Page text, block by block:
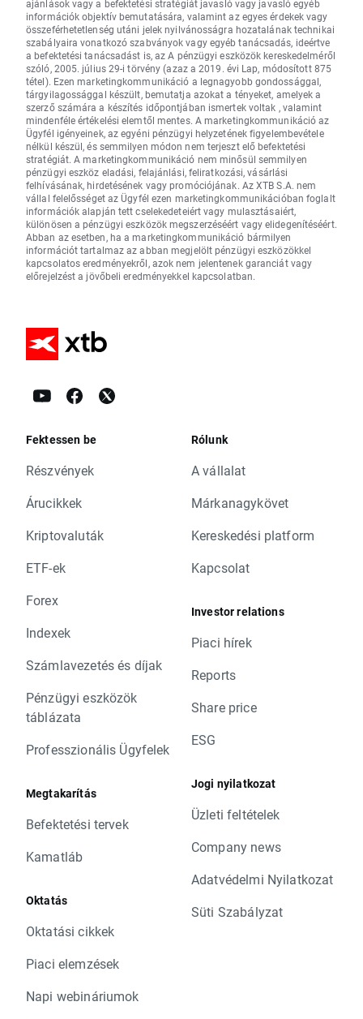
ajánlások vagy a befektetési stratégiát javasló vagy javasló egyéb
információk objektív bemutatására, valamint az egyes érdekek vagy
összeférhetetlenség utáni jelek nyilvánosságra hozatalának technikai
szabályaira vonatkozó szabványok vagy egyéb tanácsadás, ideértve
a befektetési tanácsadást is, az A pénzügyi eszközök kereskedelméről
szóló, 2005. július 29-i törvény (azaz a 2019. évi Lap, módosított 875
tétel). Ezen marketingkommunikáció a legnagyobb gondossággal,
tárgyilagossággal készült, bemutatja azokat a tényeket, amelyek a
szerző számára a készítés időpontjában ismertek voltak , valamint
mindenféle értékelési elemtől mentes. A marketingkommunikáció az
Ügyfél igényeinek, az egyéni pénzügyi helyzetének figyelembevétele
nélkül készül, és semmilyen módon nem terjeszt elő befektetési
stratégiát. A marketingkommunikáció nem minősül semmilyen
pénzügyi eszköz eladási, felajánlási, feliratkozási, vásárlási
felhívásának, hirdetésének vagy promóciójának. Az XTB S.A. nem
vállal felelősséget az Ügyfél ezen marketingkommunikációban foglalt
információk alapján tett cselekedeteiért vagy mulasztásaiért,
különösen a pénzügyi eszközök megszerzéséért vagy elidegenítéséért.
Abban az esetben, ha a marketingkommunikáció bármilyen
információt tartalmaz az abban megjelölt pénzügyi eszközökkel
kapcsolatos eredményekről, azok nem jelentenek garanciát vagy
előrejelzést a jövőbeli eredményekkel kapcsolatban.
Fektessen be
Részvények
Árucikkek
Kriptovaluták
ETF-ek
Forex
Indexek
Számlavezetés és díjak
Pénzügyi eszközök
táblázata
Professzionális Ügyfelek
Megtakarítás
Befektetési tervek
Kamatláb
Oktatás
Oktatási cikkek
Piaci elemzések
Napi webináriumok
Rólunk
A vállalat
Márkanagykövet
Kereskedési platform
Kapcsolat
Investor relations
Piaci hírek
Reports
Share price
ESG
Jogi nyilatkozat
Üzleti feltételek
Company news
Adatvédelmi Nyilatkozat
Süti Szabályzat